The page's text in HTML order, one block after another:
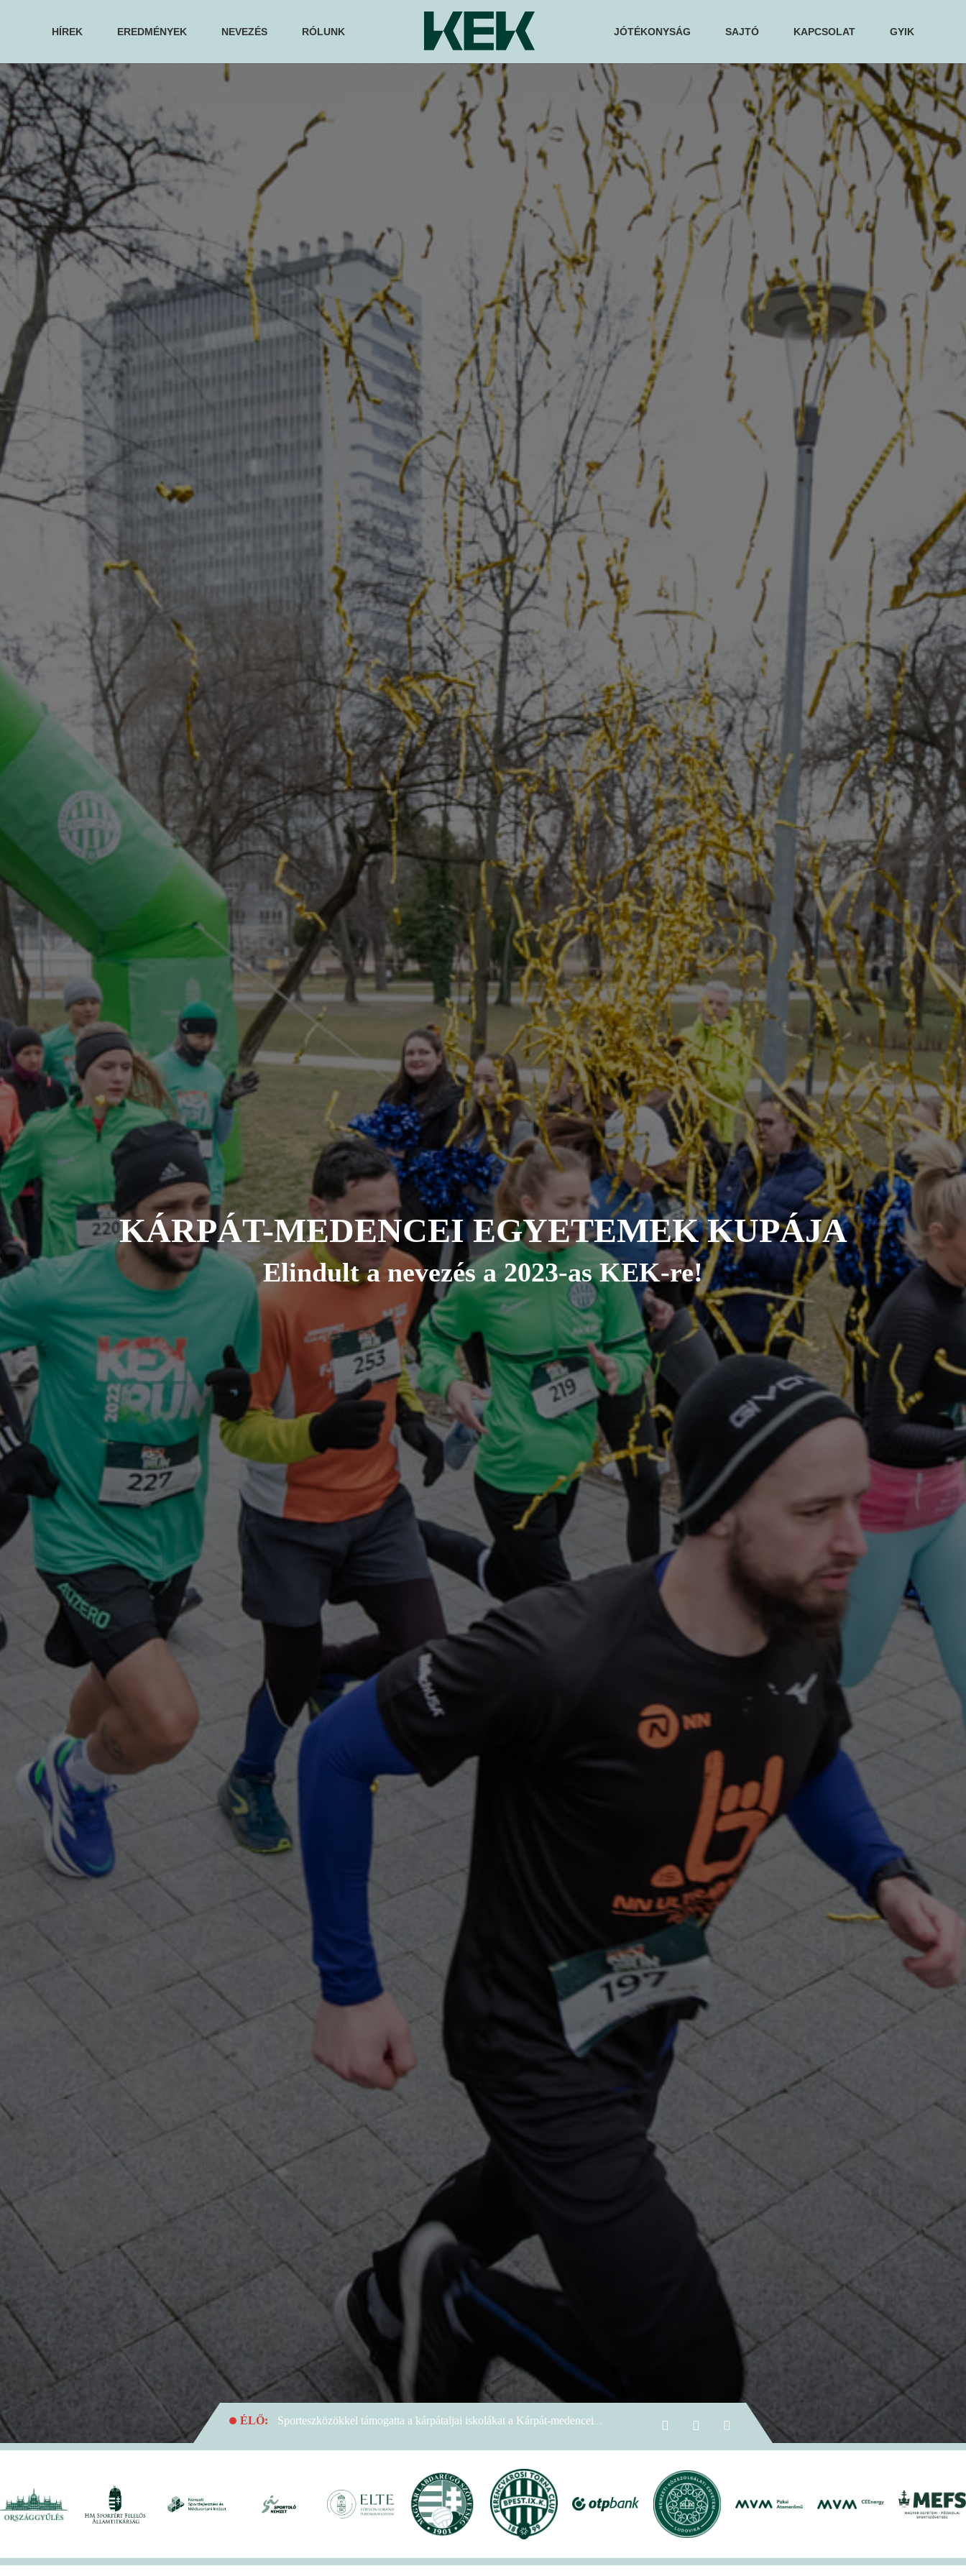
HÍREK EREDMÉNYEK NEVEZÉS RÓLUNK JÓTÉKONYSÁG SAJTÓ KAPCSOLAT GYIK
KÁRPÁT-MEDENCEI EGYETEMEK KUPÁJA
Elindult a nevezés a 2023-as KEK-re!
ÉLŐ:
Sporteszközökkel támogatta a kárpátaljai iskolákat a Kárpát-medencei
ÉLŐ:
Rekordlétszámmal rendezték meg a VI. Ludovika15–KEK Run futóversenyt
Soha ennyien nem sportoltatok velünk – rekordokat döntött a XVII. KEK!
A hivatalos megnyitóval kezdetét vette a XVII. KEK!